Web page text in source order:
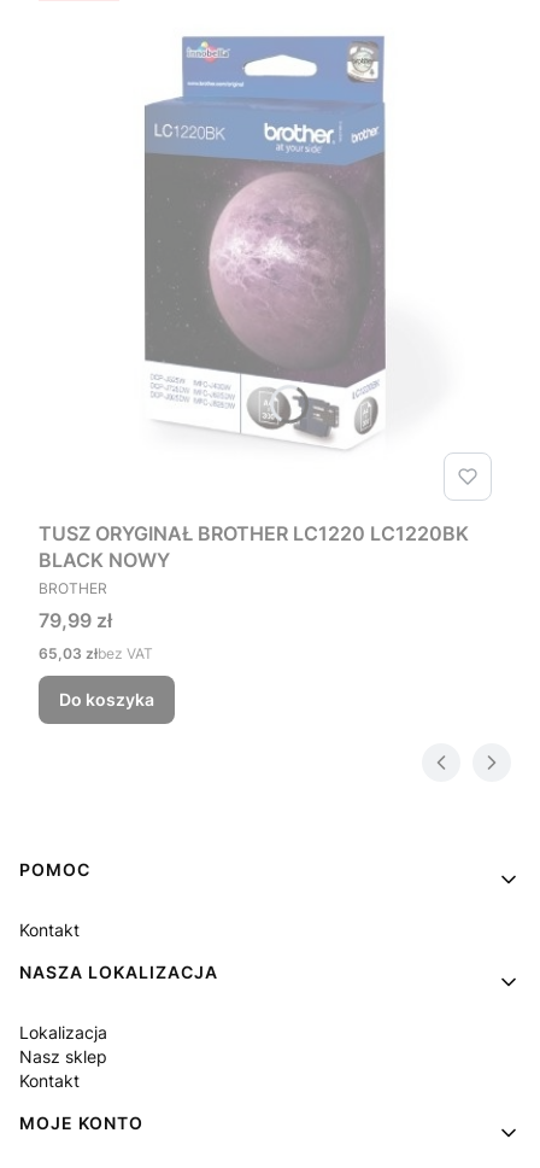
TUSZ ORYGINAŁ BROTHER LC1220 LC1220BK
BLACK NOWY
PRODUCENT
BROTHER
Cena
79,99 zł
Cena
65,03 złbez VAT
Do koszyka
Linki w stopce
POMOC
Kontakt
NASZA LOKALIZACJA
Lokalizacja
Nasz sklep
Kontakt
MOJE KONTO